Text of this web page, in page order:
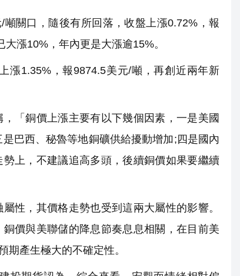
關口，隨後有所回落，收盤上漲0.72%，報
漲10%，年內更是大漲逾15%。
1.35%，報9874.5美元/噸，再創近兩年新
「銅價上漲主要有以下幾個因素，一是美國
巴西、秘魯等地銅礦供給擾動增加;四是國內
上，不建議追高多頭，後續銅價如果要繼續
性，其價格走勢也受到這兩大屬性的影響。
價與美聯儲的降息節奏息息相關，在目前美
期產生極大的不確定性。